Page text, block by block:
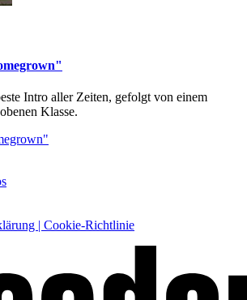
Intro aller Zeiten, gefolgt von einem
Klasse.
| Cookie-Richtlinie